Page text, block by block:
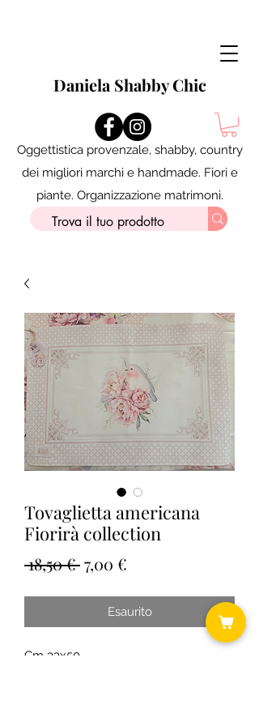
Daniela Shabby Chic
Oggettistica provenzale, shabby, country
dei migliori marchi e handmade. Fiori e
piante. Organizzazione matrimoni.
Tovaglietta americana
Fiorirà collection
18,50 € Prezzo
7,00 €
Esaurito
Cm 33x50